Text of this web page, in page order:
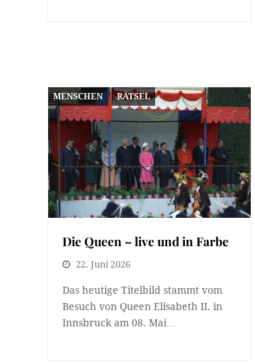
MENSCHEN RÄTSEL
Die Queen – live und in Farbe
22. Juni 2026
Das heutige Titelbild stammt vom
Besuch von Queen Elisabeth II. in
Innsbruck am 08. Mai…